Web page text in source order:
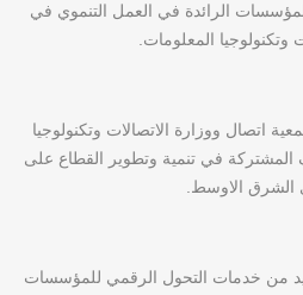
الرائدة في العمل التنموي في
وتكنولوجيا المعلومات.
ووزارة الاتصالات وتكنولوجيا
المشتركة في تنمية وتطوير القطاع على
الاوسط.
من خدمات التحول الرقمي للمؤسسات